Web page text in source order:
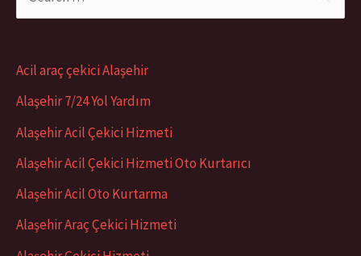
c
h
f
o
r
Acil araç çekici Alaşehir
Alaşehir 7/24 Yol Yardım
Alaşehir Acil Çekici Hizmeti
Alaşehir Acil Çekici Hizmeti Oto Kurtarıcı
Alaşehir Acil Oto Kurtarma
Alaşehir Araç Çekici Hizmeti